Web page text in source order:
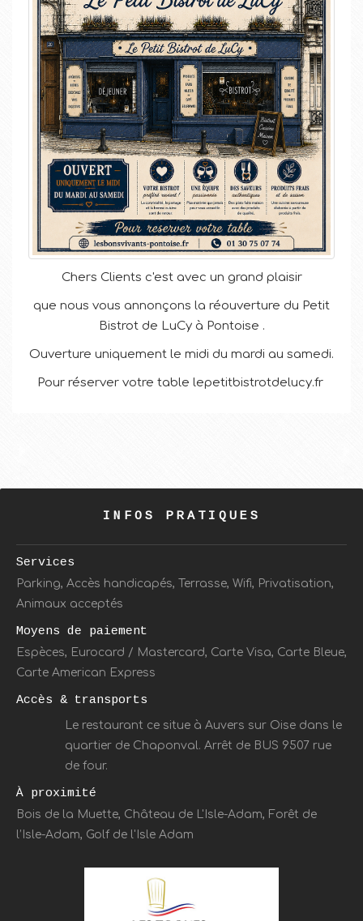
Chers Clients c'est avec un grand plaisir
que nous vous annonçons la réouverture du Petit
Bistrot de LuCy à Pontoise .
Ouverture uniquement le midi du mardi au samedi.
Pour réserver votre table lepetitbistrotdelucy.fr
INFOS PRATIQUES
Services
Parking, Accès handicapés, Terrasse, Wifi, Privatisation,
Animaux acceptés
Moyens de paiement
Espèces, Eurocard / Mastercard, Carte Visa, Carte Bleue,
Carte American Express
Accès & transports
Le restaurant ce situe à Auvers sur Oise dans le
quartier de Chaponval. Arrêt de BUS 9507 rue
de four.
À proximité
Bois de la Muette, Château de L'Isle-Adam, Forêt de
l’Isle-Adam, Golf de l'Isle Adam